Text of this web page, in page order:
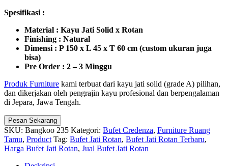
Spesifikasi :
Material : Kayu Jati Solid x Rotan
Finishing : Natural
Dimensi : P 150 x L 45 x T 60 cm (custom ukuran juga
bisa)
Pre Order : 2 – 3 Minggu
Produk Furniture kami terbuat dari kayu jati solid (grade A) pilihan,
dan dikerjakan oleh pengrajin kayu profesional dan berpengalaman
di Jepara, Jawa Tengah.
Pesan Sekarang
SKU: Bangkoo 235 Kategori: Bufet Credenza, Furniture Ruang
Tamu, Product Tag: Bufet Jati Rotan, Bufet Jati Rotan Terbaru,
Harga Bufet Jati Rotan, Jual Bufet Jati Rotan